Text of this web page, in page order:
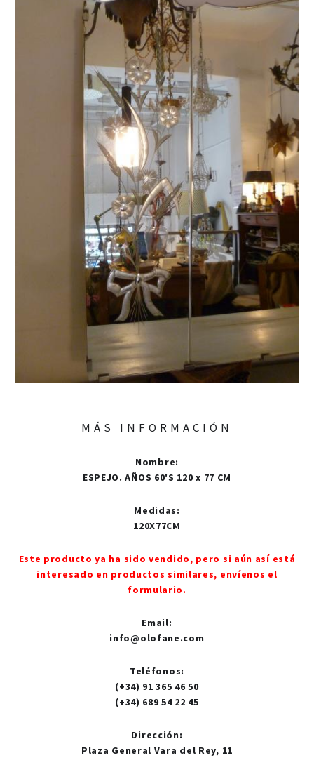
MÁS INFORMACIÓN
Nombre:
ESPEJO. AÑOS 60'S 120 x 77 CM
Medidas:
120X77CM
Este producto ya ha sido vendido, pero si aún así está
interesado en productos similares, envíenos el
formulario.
Email:
info@olofane.com
Teléfonos:
(+34) 91 365 46 50
(+34) 689 54 22 45
Dirección:
Plaza General Vara del Rey, 11